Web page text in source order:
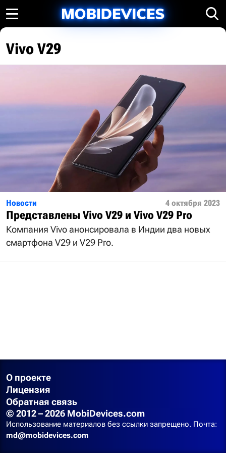
Vivo V29
Новости 4 октября 2023
Представлены Vivo V29 и Vivo V29 Pro
Компания Vivo анонсировала в Индии два новых
смартфона V29 и V29 Pro.
О проекте
Лицензия
Обратная связь
© 2012 – 2026 MobiDevices.com
Использование материалов без ссылки запрещено. Почта:
md@mobidevices.com